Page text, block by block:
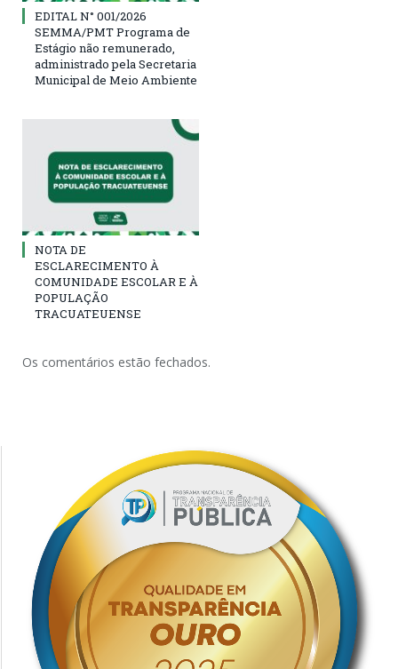
EDITAL N° 001/2026
SEMMA/PMT Programa de
Estágio não remunerado,
administrado pela Secretaria
Municipal de Meio Ambiente
NOTA DE
ESCLARECIMENTO À
COMUNIDADE ESCOLAR E À
POPULAÇÃO
TRACUATEUENSE
Os comentários estão fechados.